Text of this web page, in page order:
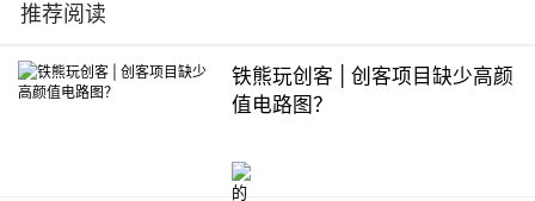
推荐阅读
铁熊玩创客 | 创客项目缺少高颜
值电路图？